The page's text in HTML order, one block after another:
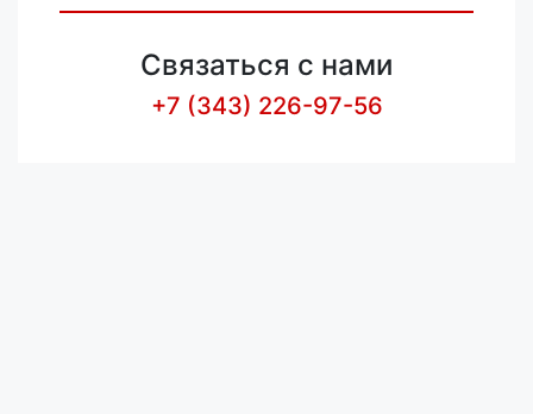
Связаться с нами
+7 (343) 226-97-56